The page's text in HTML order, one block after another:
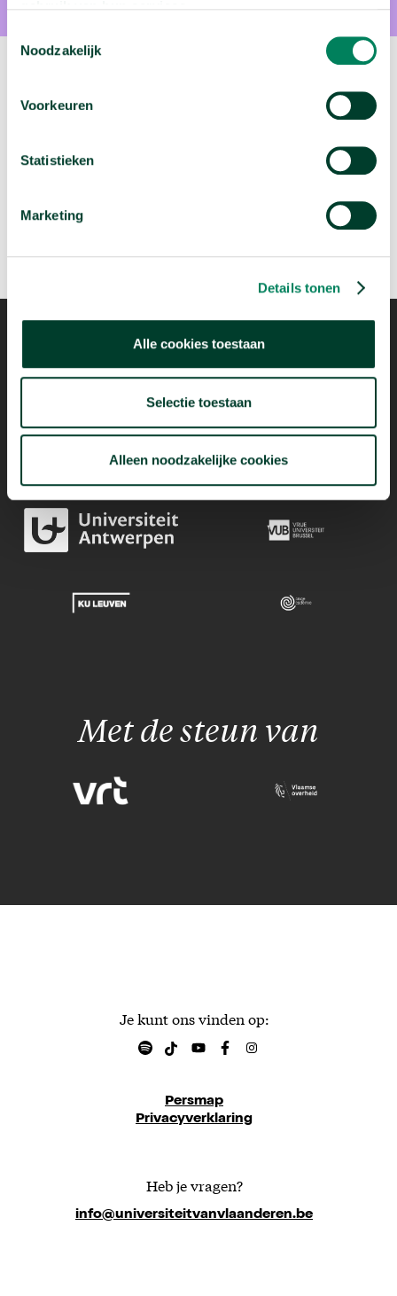
Noodzakelijk
Voorkeuren
Statistieken
Marketing
Details tonen
Alle cookies toestaan
Selectie toestaan
Alleen noodzakelijke cookies
Volgende podcast:
Beluister deze podcast arrow_forward
Mogelijk dankzij
Met de steun van
Je kunt ons vinden op:
Persmap
Privacyverklaring
Heb je vragen?
info@universiteitvanvlaanderen.be